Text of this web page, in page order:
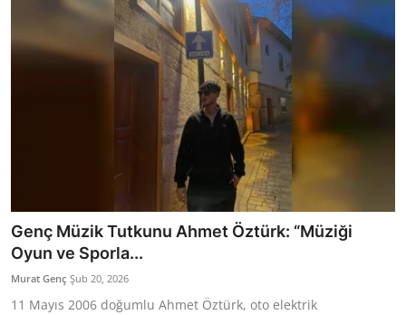
Genç Müzik Tutkunu Ahmet Öztürk: “Müziği
Oyun ve Sporla...
Murat Genç Şub 20, 2026
11 Mayıs 2006 doğumlu Ahmet Öztürk, oto elektrik